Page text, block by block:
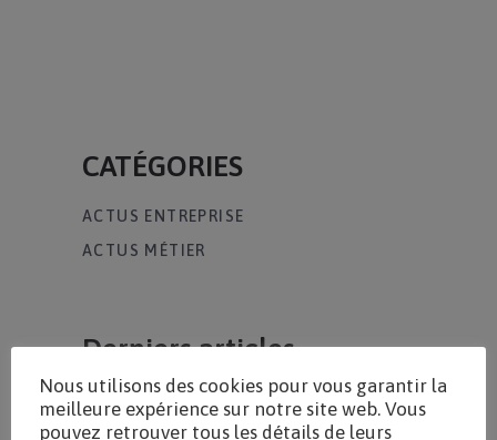
CATÉGORIES
ACTUS ENTREPRISE
ACTUS MÉTIER
Derniers articles
Extension De La Grille
De Frais En TRM
Nous utilisons des cookies pour vous garantir la
meilleure expérience sur notre site web. Vous
pouvez retrouver tous les détails de leurs